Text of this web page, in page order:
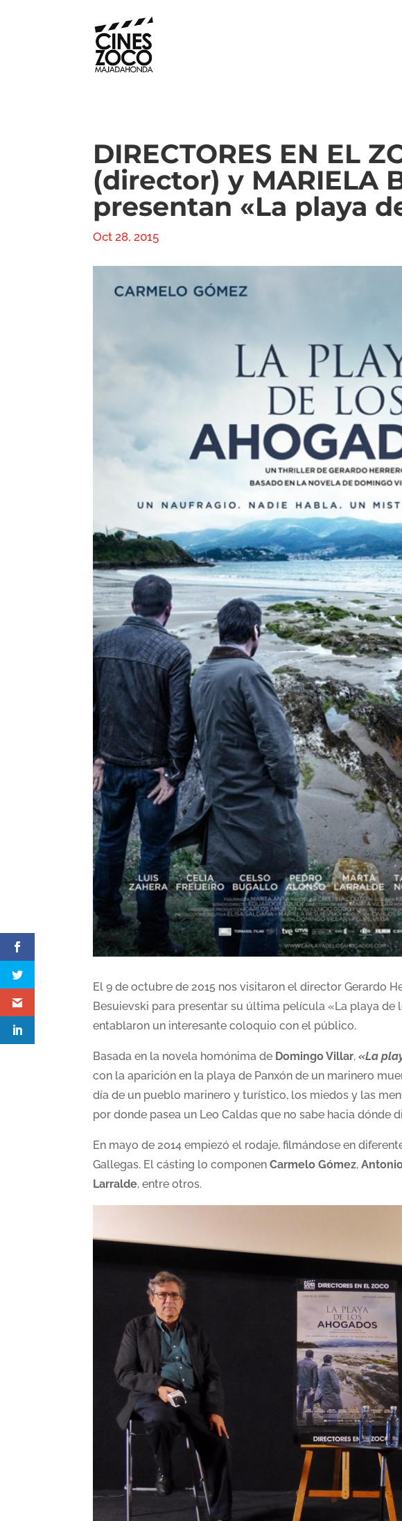
DIRECTORES EN EL
(director) y MARIELA
presentan «La playa
Oct 28, 2015
El 9 de octubre de 2015 nos visitaron el director Gerardo
Besuievski para presentar su última película «La playa
entablaron un interesante coloquio con el público.
Basada en la novela homónima de Domingo Villar,«La
con la aparición en la playa de Panxón de un marinero
día de un pueblo marinero y turístico, los miedos y las
por donde pasea un Leo Caldas que no sabe hacia dónde
En mayo de 2014 empiezó el rodaje, filmándose en
Gallegas. El cásting lo componenCarmelo Gómez,
Larralde, entre otros.